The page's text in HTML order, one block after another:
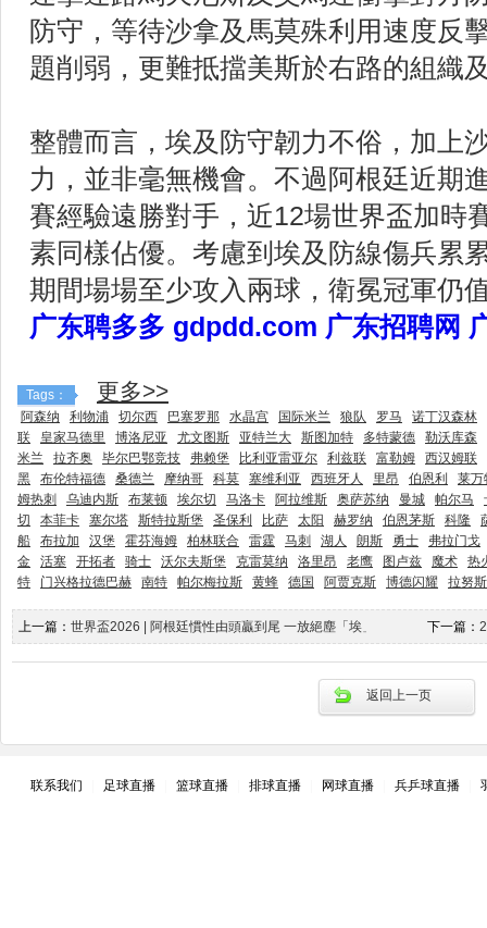
防守，等待沙拿及馬莫殊利用速度反
題削弱，更難抵擋美斯於右路的組織
整體而言，埃及防守韌力不俗，加上
力，並非毫無機會。不過阿根廷近期
賽經驗遠勝對手，近12場世界盃加時
素同樣佔優。考慮到埃及防線傷兵累
期間場場至少攻入兩球，衛冕冠軍仍
广东聘多多 gdpdd.com 广东招聘网
Tags： 更多>>
阿森纳 利物浦 切尔西 巴塞罗那 水晶宫 国际米兰 狼队 罗马
诺丁汉森林
联
皇家马德里 博洛尼亚 尤文图斯 亚特兰大 斯图加特 多特蒙德
勒沃库森
米兰
拉齐奥 毕尔巴鄂竞技 弗赖堡 比利亚雷亚尔 利兹联 富勒姆
西汉姆联
黑
布伦特福德 桑德兰 摩纳哥 科莫 塞维利亚 西班牙人 里昂 伯恩利
莱万
姆热刺
乌迪内斯 布莱顿 埃尔切 马洛卡 阿拉维斯 奥萨苏纳 曼城 帕尔马
切
本菲卡 塞尔塔 斯特拉斯堡 圣保利 比萨 太阳 赫罗纳 伯恩茅斯 科隆
船
布拉加 汉堡 霍芬海姆 柏林联合 雷霆 马刺 湖人 朗斯 勇士
弗拉门戈
金
活塞 开拓者 骑士 沃尔夫斯堡 克雷莫纳 洛里昂 老鹰 图卢兹 魔术
热
特
门兴格拉德巴赫 南特 帕尔梅拉斯 黄蜂 德国 阿贾克斯 博德闪耀 拉努斯
上一篇： 世界盃2026 | 阿根廷慣性由頭贏到尾 一放絕塵「埃」落定_星島日報
下一篇：
返回上一页
联系我们 足球直播 篮球直播 排球直播 网球直播 兵乒球直播